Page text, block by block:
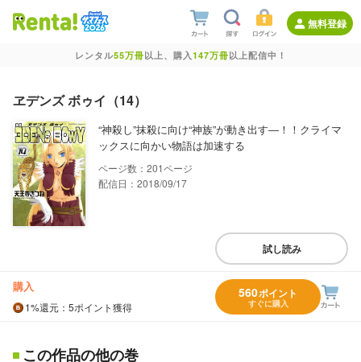
無料登録
レンタル55万冊以上、購入147万冊以上配信中！
ヱデンズ ボゥイ（14）
“神殺し”抹殺に向け“神族”が動き出す―！！クライマ
ックスに向かい物語は加速する
201
配信日：2018/09/17
試し読み
購入
1%還元 ：5ポイント獲得
560ポイント
すぐに購入
この作品の他の巻